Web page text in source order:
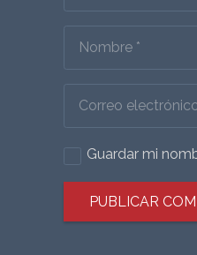
Guardar mi
PUBLICAR